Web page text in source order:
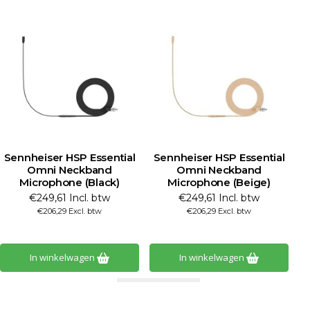
Sennheiser HSP Essential
Omni Neckband
Microphone (Black)
€249,61 Incl. btw
€206,29 Excl. btw
In winkelwagen
Sennheiser HSP Essential
Omni Neckband
Microphone (Beige)
€249,61 Incl. btw
€206,29 Excl. btw
In winkelwagen